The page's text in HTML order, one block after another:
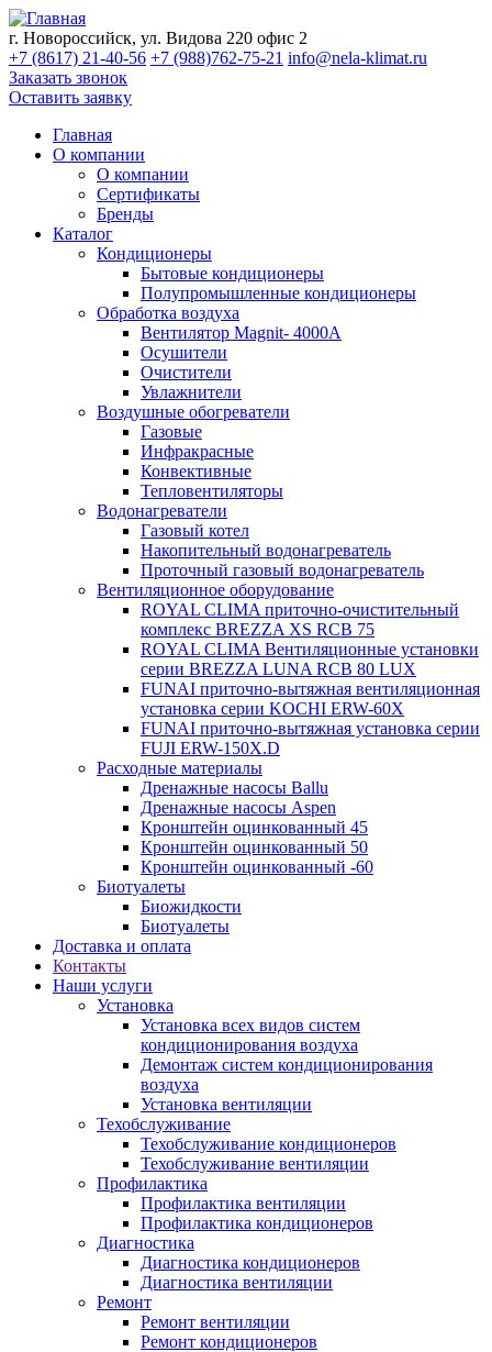
г. Новороссийск, ул. Видова 220 офис 2
+7 (8617) 21-40-56 +7 (988)762-75-21 info@nela-klimat.ru
Заказать звонок
Оставить заявку
Главная
О компании
О компании
Сертификаты
Бренды
Каталог
Кондиционеры
Бытовые кондиционеры
Полупромышленные кондиционеры
Обработка воздуха
Вентилятор Magnit- 4000A
Осушители
Очистители
Увлажнители
Воздушные обогреватели
Газовые
Инфракрасные
Конвективные
Тепловентиляторы
Водонагреватели
Газовый котел
Накопительный водонагреватель
Проточный газовый водонагреватель
Вентиляционное оборудование
ROYAL CLIMA приточно-очистительный
комплекс BREZZA XS RCB 75
ROYAL CLIMA Вентиляционные установки
серии BREZZA LUNA RCB 80 LUX
FUNAI приточно-вытяжная вентиляционная
установка серии KOCHI ERW-60X
FUNAI приточно-вытяжная установка серии
FUJI ERW-150X.D
Расходные материалы
Дренажные насосы Ballu
Дренажные насосы Aspen
Кронштейн оцинкованный 45
Кронштейн оцинкованный 50
Кронштейн оцинкованный -60
Биотуалеты
Биожидкости
Биотуалеты
Доставка и оплата
Контакты
Наши услуги
Установка
Установка всех видов систем
кондиционирования воздуха
Демонтаж систем кондиционирования
воздуха
Установка вентиляции
Техобслуживание
Техобслуживание кондиционеров
Техобслуживание вентиляции
Профилактика
Профилактика вентиляции
Профилактика кондиционеров
Диагностика
Диагностика кондиционеров
Диагностика вентиляции
Ремонт
Ремонт вентиляции
Ремонт кондиционеров